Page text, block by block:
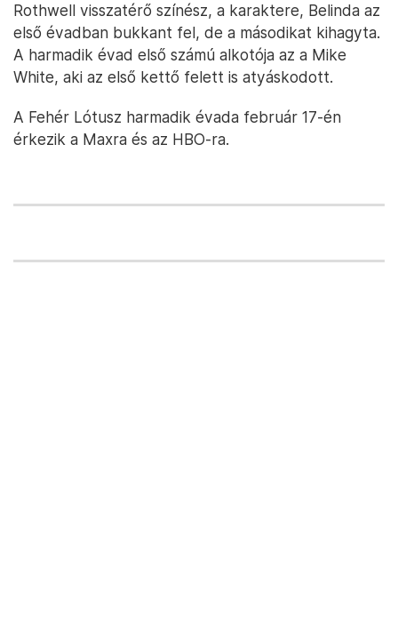
Rothwell visszatérő színész, a karaktere, Belinda az
első évadban bukkant fel, de a másodikat kihagyta.
A harmadik évad első számú alkotója az a Mike
White, aki az első kettő felett is atyáskodott.
A Fehér Lótusz harmadik évada február 17-én
érkezik a Maxra és az HBO-ra.